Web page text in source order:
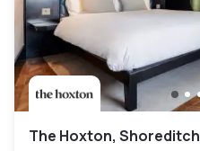
The Hoxton, Shoreditch